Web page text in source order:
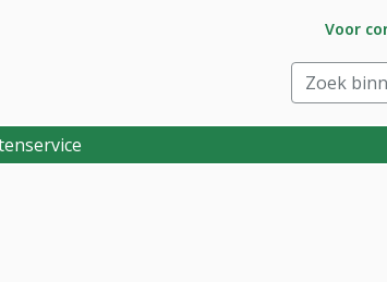
je. Ga
Voor
Zoek